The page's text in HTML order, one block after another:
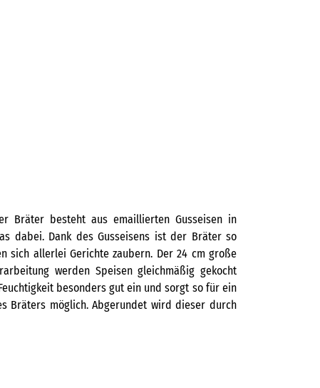
Bräter besteht aus emaillierten Gusseisen in
dabei. Dank des Gusseisens ist der Bräter so
sich allerlei Gerichte zaubern. Der 24 cm große
werden Speisen gleichmäßig gekocht
besonders gut ein und sorgt so für ein
Bräters möglich. Abgerundet wird dieser durch